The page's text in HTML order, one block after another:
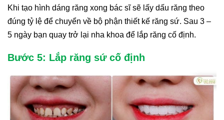
Khi tạo hình dáng răng xong bác sĩ sẽ lấy dấu răng theo
đúng tỷ lệ để chuyển về bộ phận thiết kế răng sứ. Sau 3 –
5 ngày bạn quay trở lại nha khoa để lắp răng cố định.
Bước 5: Lắp răng sứ cố định